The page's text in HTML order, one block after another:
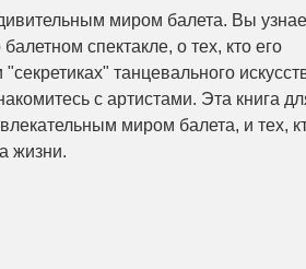
миром балета. Вы
спектакле, о тех, кто его
танцевального
с артистами. Эта книга
миром балета, и тех,
жизни.